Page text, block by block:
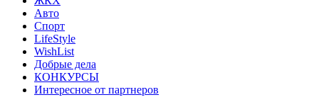
Авто
Спорт
LifeStyle
WishList
Добрые дела
КОНКУРСЫ
Интересное от партнеров